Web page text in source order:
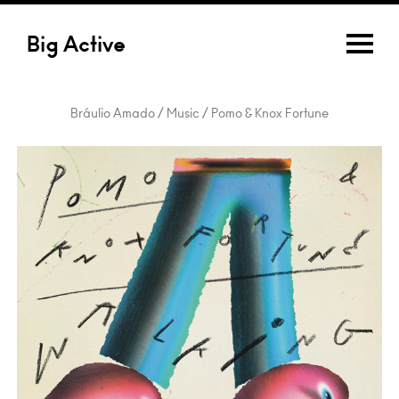
Big Active
Bráulio Amado / Music / Pomo & Knox Fortune